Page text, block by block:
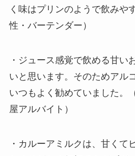
く味はプリンのようで飲みや
性・バーテンダー）
・ジュース感覚で飲める甘い
いと思います。そのためアル
いつもよく勧めていました。
屋アルバイト）
・カルーアミルクは、甘くて